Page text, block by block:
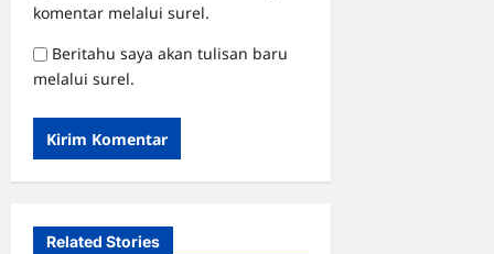
komentar melalui surel.
Beritahu saya akan tulisan baru
melalui surel.
Related Stories